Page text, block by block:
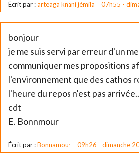
Écrit par :arteaga knani jémila 07h55 -
bonjour
je me suis servi par erreur d'un
communiquer mes propositions
l'environnement que des cathos
l'heure du repos n'est pas
cdt
E. Bonnmour
Écrit par :Bonnamour 09h26 - dimanche 20